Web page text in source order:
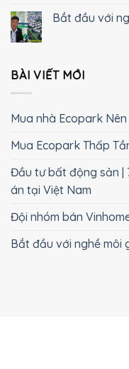
Bắt đầu với
BÀI VIẾT MỚI
Mua nhà Ecopark
Mua Ecopark Thấp
Đầu tư bất động sản |
án tại Việt Nam
Đội nhóm bán
Bắt đầu với nghề môi